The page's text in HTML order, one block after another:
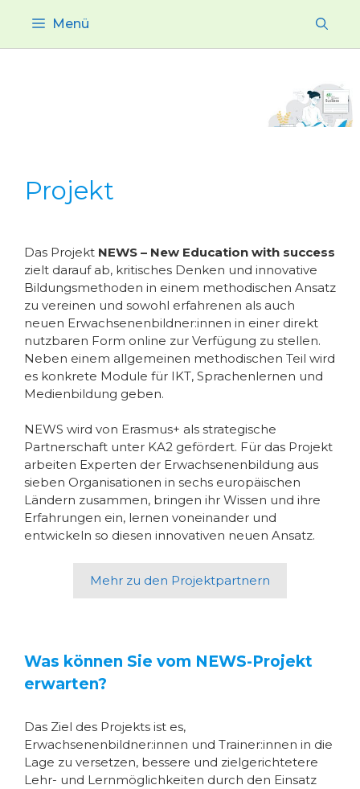
Inhalt
Menü
Projekt
Das Projekt NEWS – New Education with success
zielt darauf ab, kritisches Denken und innovative
Bildungsmethoden in einem methodischen Ansatz
zu vereinen und sowohl erfahrenen als auch
neuen Erwachsenenbildner:innen in einer direkt
nutzbaren Form online zur Verfügung zu stellen.
Neben einem allgemeinen methodischen Teil wird
es konkrete Module für IKT, Sprachenlernen und
Medienbildung geben.
NEWS wird von Erasmus+ als strategische
Partnerschaft unter KA2 gefördert. Für das Projekt
arbeiten Experten der Erwachsenenbildung aus
sieben Organisationen in sechs europäischen
Ländern zusammen, bringen ihr Wissen und ihre
Erfahrungen ein, lernen voneinander und
entwickeln so diesen innovativen neuen Ansatz.
Mehr zu den Projektpartnern
Was können Sie vom NEWS-Projekt
erwarten?
Das Ziel des Projekts ist es,
Erwachsenenbildner:innen und Trainer:innen in die
Lage zu versetzen, bessere und zielgerichtetere
Lehr- und Lernmöglichkeiten durch den Einsatz